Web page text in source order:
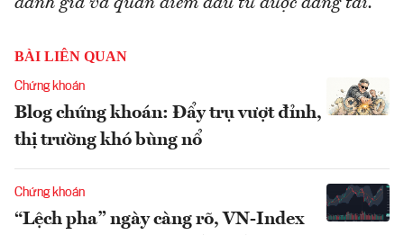
BÀI LIÊN QUAN
Chứng khoán
Blog chứng khoán: Đẩy trụ vượt đỉnh,
thị trường khó bùng nổ
Chứng khoán
“Lệch pha” ngày càng rõ, VN-Index